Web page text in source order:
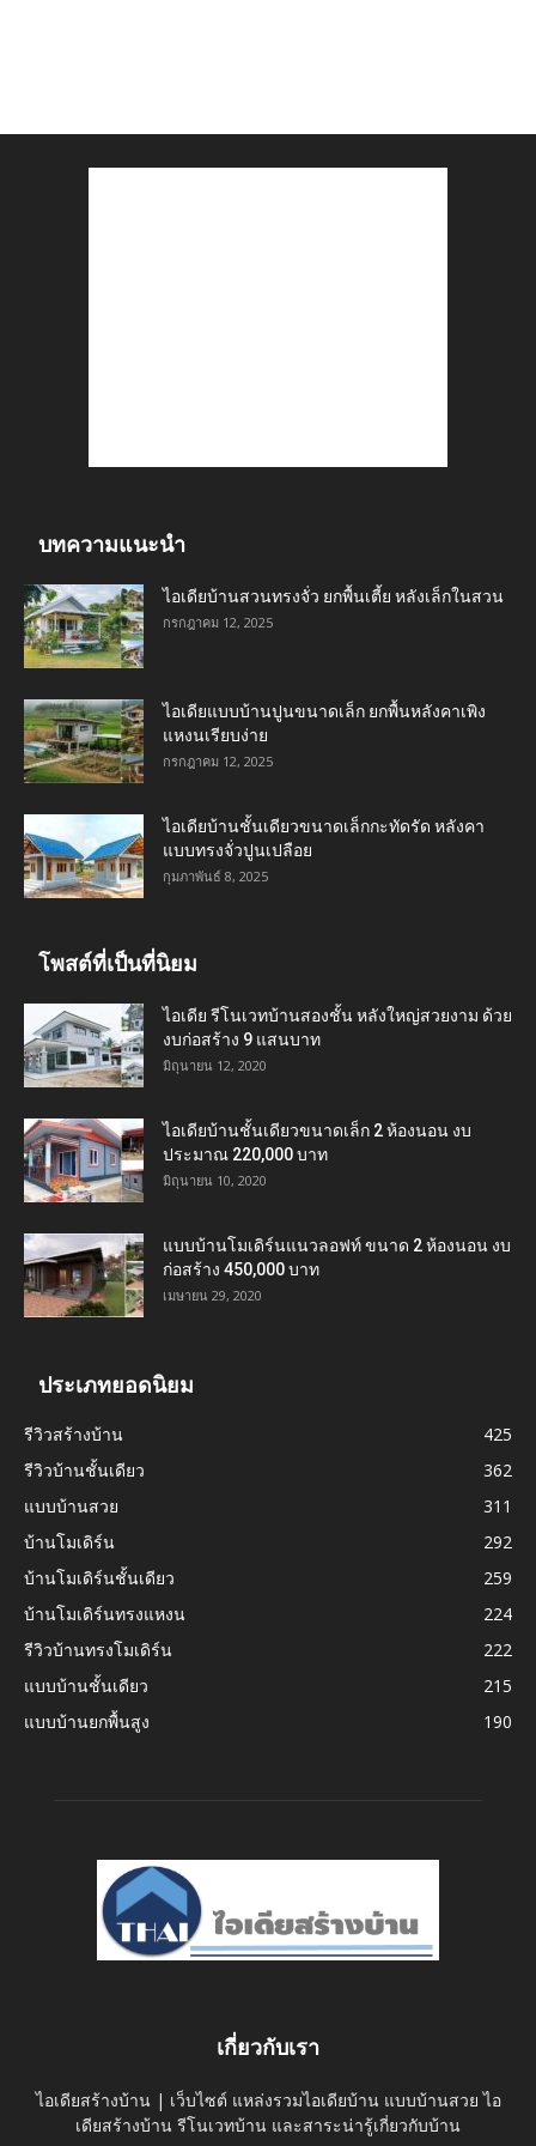
บทความแนะนำ
ไอเดียบ้านสวนทรงจั่ว ยกพื้นเตี้ย หลังเล็กในสวน
กรกฎาคม 12, 2025
ไอเดียแบบบ้านปูนขนาดเล็ก ยกพื้นหลังคาเพิง
แหงนเรียบง่าย
กรกฎาคม 12, 2025
ไอเดียบ้านชั้นเดียวขนาดเล็กกะทัดรัด หลังคา
แบบทรงจั่วปูนเปลือย
กุมภาพันธ์ 8, 2025
โพสต์ที่เป็นที่นิยม
ไอเดีย รีโนเวทบ้านสองชั้น หลังใหญ่สวยงาม ด้วย
งบก่อสร้าง 9 แสนบาท
มิถุนายน 12, 2020
ไอเดียบ้านชั้นเดียวขนาดเล็ก 2 ห้องนอน งบ
ประมาณ 220,000 บาท
มิถุนายน 10, 2020
แบบบ้านโมเดิร์นแนวลอฟท์ ขนาด 2 ห้องนอน งบ
ก่อสร้าง 450,000 บาท
เมษายน 29, 2020
ประเภทยอดนิยม
รีวิวสร้างบ้าน
425
รีวิวบ้านชั้นเดียว
362
แบบบ้านสวย
311
บ้านโมเดิร์น
292
บ้านโมเดิร์นชั้นเดียว
259
บ้านโมเดิร์นทรงแหงน
224
รีวิวบ้านทรงโมเดิร์น
222
แบบบ้านชั้นเดียว
215
แบบบ้านยกพื้นสูง
190
เกี่ยวกับเรา
ไอเดียสร้างบ้าน | เว็บไซต์ แหล่งรวมไอเดียบ้าน แบบบ้านสวย ไอ
เดียสร้างบ้าน รีโนเวทบ้าน และสาระน่ารู้เกี่ยวกับบ้าน